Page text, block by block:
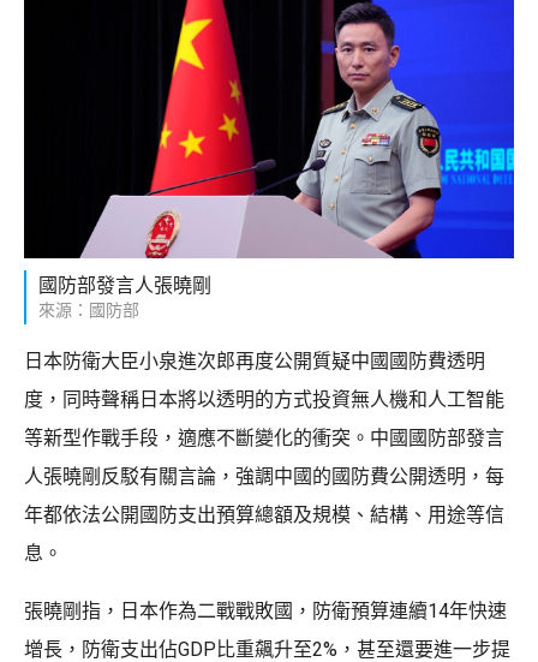
國防部發言人張曉剛
來源：國防部
日本防衛大臣小泉進次郎再度公開質疑中國國防費透明
度，同時聲稱日本將以透明的方式投資無人機和人工智能
等新型作戰手段，適應不斷變化的衝突。中國國防部發言
人張曉剛反駁有關言論，強調中國的國防費公開透明，每
年都依法公開國防支出預算總額及規模、結構、用途等信
息。
張曉剛指，日本作為二戰戰敗國，防衛預算連續14年快速
增長，防衛支出佔GDP比重飆升至2%，甚至還要進一步提